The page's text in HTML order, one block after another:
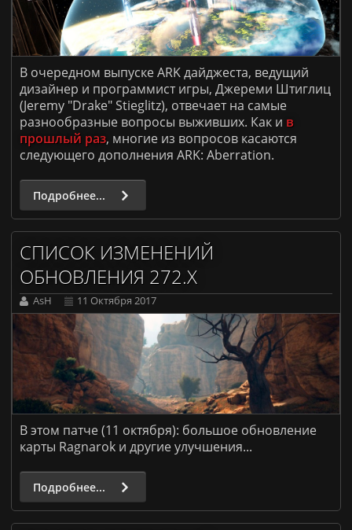
В очередном выпуске ARK дайджеста, ведущий
дизайнер и программист игры, Джереми Штиглиц
(Jeremy "Drake" Stieglitz), отвечает на самые
разнообразные вопросы выживших. Как и в
прошлый раз, многие из вопросов касаются
следующего дополнения ARK: Aberration.
Подробнее...
СПИСОК ИЗМЕНЕНИЙ
ОБНОВЛЕНИЯ 272.X
AsH 11 Октября 2017
В этом патче (11 октября): большое обновление
карты Ragnarok и другие улучшения...
Подробнее...